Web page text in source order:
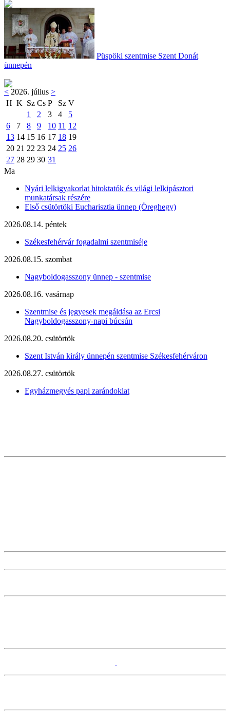
Püspöki szentmise Szent Donát
ünnepén
< 2026. július >
H K Sz Cs P Sz V
1
2 3 4
5
6
7 8 9 10 11 12
13 14 15 16 17 18 19
20 21 22 23 24 25 26
27 28 29 30 31
Ma
Nyári lelkigyakorlat hitoktatók és világi lelkipásztori
munkatársak részére
Első csütörtöki Eucharisztia ünnep (Öreghegy)
2026.08.14. péntek
Székesfehérvár fogadalmi szentmiséje
2026.08.15. szombat
Nagyboldogasszony ünnep - szentmise
2026.08.16. vasárnap
Szentmise és jegyesek megáldása az Ercsi
Nagyboldogasszony-napi búcsún
2026.08.20. csütörtök
Szent István király ünnepén szentmise Székesfehérváron
2026.08.27. csütörtök
Egyházmegyés papi zarándoklat